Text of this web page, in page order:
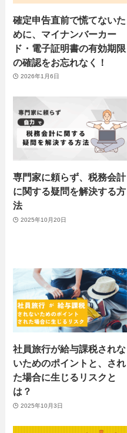
確定申告直前で慌てないた
めに、マイナンバーカー
ド・電子証明書の有効期限
の確認をお忘れなく！
2026年1月6日
専門家に頼らず、税務会計
に関する疑問を解決する方
法
2025年10月20日
社員旅行が給与課税されな
いためのポイントと、され
た場合に生じるリスクと
は？
2025年10月3日